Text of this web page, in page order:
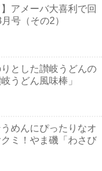
アメーバ大喜利で回
号（その2）
りとした讃岐うどんの
うどん風味棒」
めんにぴったりなオ
ミ！やま磯「わさび